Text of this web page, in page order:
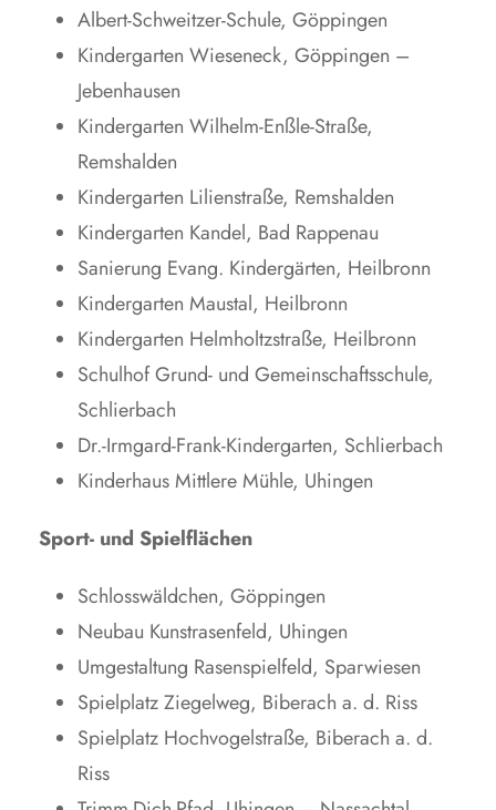
Albert-Schweitzer-Schule, Göppingen
Kindergarten Wieseneck, Göppingen –
Jebenhausen
Kindergarten Wilhelm-Enßle-Straße,
Remshalden
Kindergarten Lilienstraße, Remshalden
Kindergarten Kandel, Bad Rappenau
Sanierung Evang. Kindergärten, Heilbronn
Kindergarten Maustal, Heilbronn
Kindergarten Helmholtzstraße, Heilbronn
Schulhof Grund- und Gemeinschaftsschule,
Schlierbach
Dr.-Irmgard-Frank-Kindergarten, Schlierbach
Kinderhaus Mittlere Mühle, Uhingen
Sport- und Spielflächen
Schlosswäldchen, Göppingen
Neubau Kunstrasenfeld, Uhingen
Umgestaltung Rasenspielfeld, Sparwiesen
Spielplatz Ziegelweg, Biberach a. d. Riss
Spielplatz Hochvogelstraße, Biberach a. d.
Riss